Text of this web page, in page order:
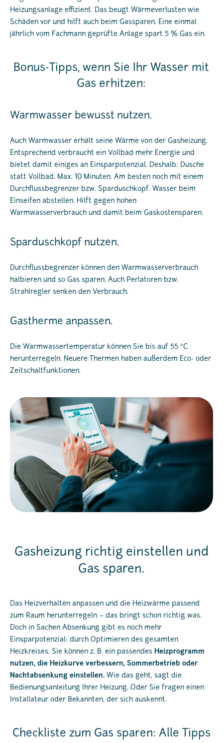
Heizungsanlage effizient. Das beugt Wärmeverlusten wie
Schäden vor und hilft auch beim Gassparen. Eine einmal
jährlich vom Fachmann geprüfte Anlage spart 5 % Gas ein.
Bonus-Tipps, wenn Sie Ihr Wasser mit
Gas erhitzen:
Warmwasser bewusst nutzen.
Auch Warmwasser erhält seine Wärme von der Gasheizung.
Entsprechend verbraucht ein Vollbad mehr Energie und
bietet damit einiges an Einsparpotenzial. Deshalb: Dusche
statt Vollbad. Max. 10 Minuten. Am besten noch mit einem
Durchflussbegrenzer bzw. Sparduschkopf. Wasser beim
Einseifen abstellen. Hilft gegen hohen
Warmwasserverbrauch und damit beim Gaskostensparen.
Sparduschkopf nutzen.
Durchflussbegrenzer können den Warmwasserverbrauch
halbieren und so Gas sparen. Auch Perlatoren bzw.
Strahlregler senken den Verbrauch.
Gastherme anpassen.
Die Warmwassertemperatur können Sie bis auf 55 °C
herunterregeln. Neuere Thermen haben außerdem Eco- oder
Zeitschaltfunktionen.
Gasheizung richtig einstellen und
Gas sparen.
Das Heizverhalten anpassen und die Heizwärme passend
zum Raum herunterregeln – das bringt schon richtig was.
Doch in Sachen Absenkung gibt es noch mehr
Einsparpotenzial: durch Optimieren des gesamten
Heizkreises. Sie können z. B. ein passendes Heizprogramm
nutzen, die Heizkurve verbessern, Sommerbetrieb oder
Nachtabsenkung einstellen. Wie das geht, sagt die
Bedienungsanleitung Ihrer Heizung. Oder Sie fragen einen
Installateur oder Bekannten, der sich auskennt.
Checkliste zum Gas sparen: Alle Tipps